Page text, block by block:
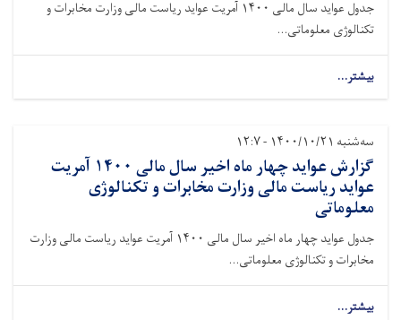
جدول عواید سال مالی ۱۴۰۰ آمریت عواید ریاست مالی وزارت مخابرات و
تکنالوژی معلوماتی...
بیشتر...
سه‌شنبه ۱۴۰۰/۱۰/۲۱ - ۱۲:۷
گزارش عواید چهار ماه اخیر سال مالی ۱۴۰۰ آمریت
عواید ریاست مالی وزارت مخابرات و تکنالوژی
معلوماتی
جدول عواید چهار ماه اخیر سال مالی ۱۴۰۰ آمریت عواید ریاست مالی وزارت
مخابرات و تکنالوژی معلوماتی...
بیشتر...